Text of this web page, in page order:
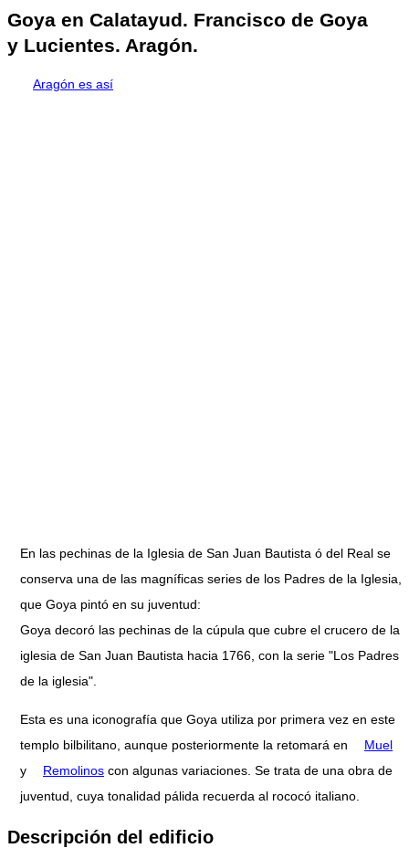
Goya en Calatayud. Francisco de Goya
y Lucientes. Aragón.
Aragón es así
En las pechinas de la Iglesia de San Juan Bautista ó del Real se
conserva una de las magníficas series de los Padres de la Iglesia,
que Goya pintó en su juventud:
Goya decoró las pechinas de la cúpula que cubre el crucero de la
iglesia de San Juan Bautista hacia 1766, con la serie "Los Padres
de la iglesia".
Esta es una iconografía que Goya utiliza por primera vez en este
templo bilbilitano, aunque posteriormente la retomará en
Muel
y
Remolinos con algunas variaciones. Se trata de una obra de
juventud, cuya tonalidad pálida recuerda al rococó italiano.
Descripción del edificio